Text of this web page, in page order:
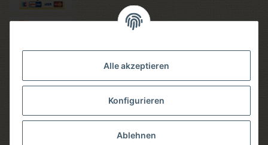
Alle akzeptieren
Konfigurieren
Ablehnen
Versandmethoden